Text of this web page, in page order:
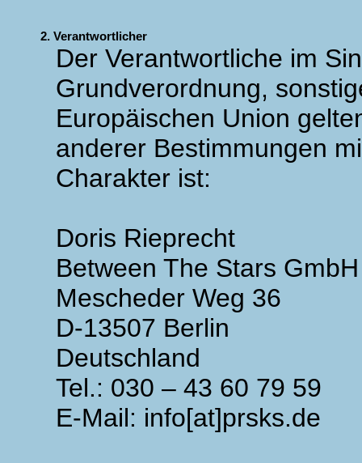
2. Verantwortlicher
Der Verantwortliche im
Grundverordnung,
Europäischen Union
anderer Bestimmungen
Charakter ist:
Doris Rieprecht
Between The Stars GmbH
Mescheder Weg 36
D-13507 Berlin
Deutschland
Tel.: 030 – 43 60 79 59
E-Mail: info[at]prsks.de